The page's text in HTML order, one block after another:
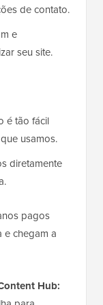
de contato.
e
seu site.
é tão fácil
usamos.
diretamente
pagos
chegam a
Hub: